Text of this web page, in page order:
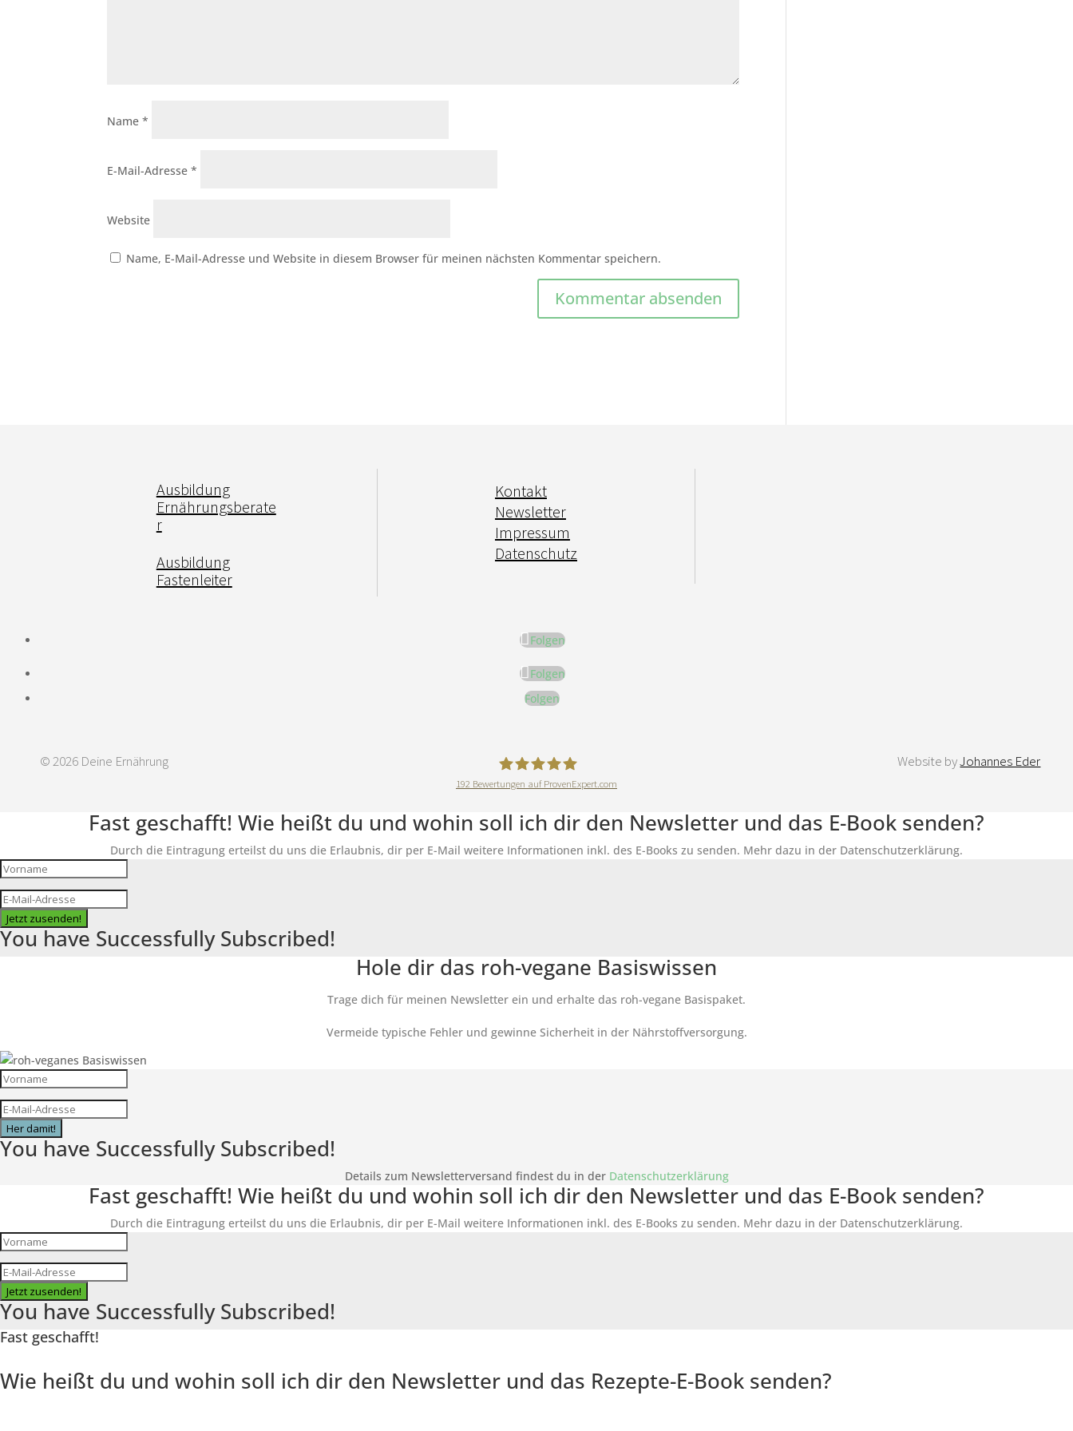
Name*
E-Mail-Adresse*
Website
Name, E-Mail-Adresse und Website in diesem Browser für meinen nächsten Kommentar speichern.
Ausbildung
Ernährungsberate
r
Ausbildung
Fastenleiter
Kontakt
Newsletter
Impressum
Datenschutz
Folgen
Folgen
Folgen
© 2026 Deine Ernährung
DeineErnährungAkademie
192 Bewertungen auf ProvenExpert.com
Website byJohannes Eder
Fast geschafft! Wie heißt du und wohin soll ich dir den Newsletter und das E-Book senden?
Durch die Eintragung erteilst du uns die Erlaubnis, dir per E-Mail weitere Informationen inkl. des E-Books zu senden. Mehr dazu in der Datenschutzerklärung.
Jetzt zusenden!
You have Successfully Subscribed!
Hole dir das roh-vegane Basiswissen
Trage dich für meinen Newsletter ein und erhalte das roh-vegane Basispaket.
Vermeide typische Fehler und gewinne Sicherheit in der Nährstoffversorgung.
Her damit!
You have Successfully Subscribed!
Details zum Newsletterversand findest du in der Datenschutzerklärung
Fast geschafft! Wie heißt du und wohin soll ich dir den Newsletter und das E-Book senden?
Durch die Eintragung erteilst du uns die Erlaubnis, dir per E-Mail weitere Informationen inkl. des E-Books zu senden. Mehr dazu in der Datenschutzerklärung.
Jetzt zusenden!
You have Successfully Subscribed!
Fast geschafft!
Wie heißt du und wohin soll ich dir den Newsletter und das Rezepte-E-Book senden?